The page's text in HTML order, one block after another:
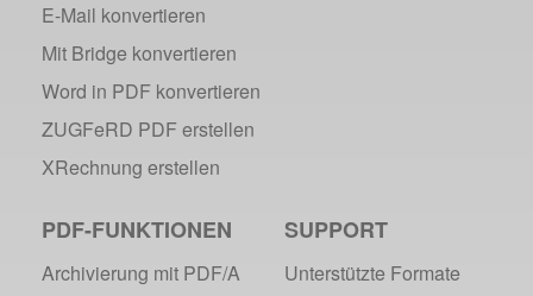
E-Mail konvertieren
Mit Bridge konvertieren
Word in PDF konvertieren
ZUGFeRD PDF erstellen
XRechnung erstellen
PDF-FUNKTIONEN
Archivierung mit PDF/A
SUPPORT
Unterstützte Formate